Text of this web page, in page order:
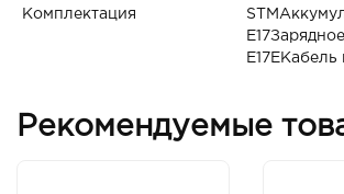
Комплектация
Рекомендуемые